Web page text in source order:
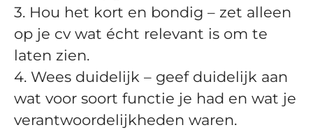
3. Hou het kort en bondig – zet alleen
op je cv wat écht relevant is om te
laten zien.
4. Wees duidelijk – geef duidelijk aan
wat voor soort functie je had en wat je
verantwoordelijkheden waren.